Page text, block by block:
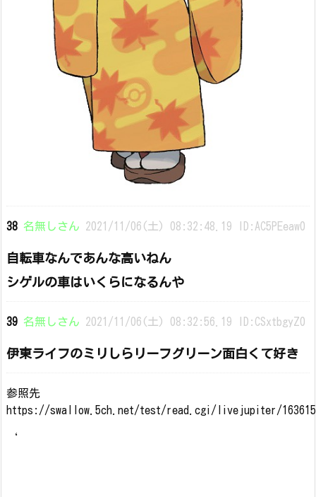
38 名無しさん 2021/11/06(土) 08:32:48.19 ID:AC5PEeaw0
自転車なんであんな高いねん
シゲルの車はいくらになるんや
39 名無しさん 2021/11/06(土) 08:32:56.19 ID:CSxtbgyZ0
伊東ライフのミリしらリーフグリーン面白くて好き
参照先
https://swallow.5ch.net/test/read.cgi/livejupiter/
‘